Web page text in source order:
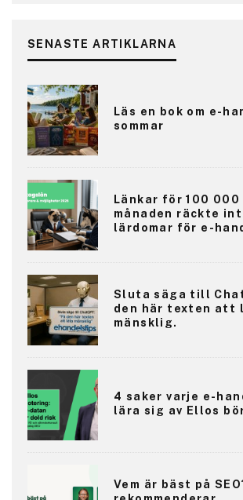
SENASTE ARTIKLARNA
Läs en bok om e-
sommar
Länkar för 100 000
månaden räckte
lärdomar för e-
Sluta säga till
den här texten att
mänsklig.
4 saker varje e-
lära sig av Ellos
Vem är bäst på